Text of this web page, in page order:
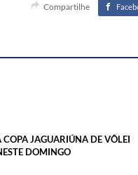
Compartilhe
COPA JAGUARIÚNA DE VÔLEI
DOMINGO